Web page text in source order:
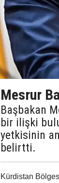
Mesrur
Başbakan
bir ilişki
yetkisinin
belirtti.
Kürdistan